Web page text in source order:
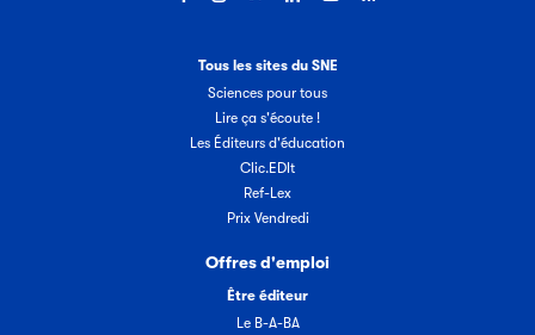
Tous les sites du SNE
Sciences pour tous
Lire ça s'écoute !
Les Éditeurs d'éducation
Clic.EDIt
Ref-Lex
Prix Vendredi
Offres d'emploi
Être éditeur
Le B-A-BA